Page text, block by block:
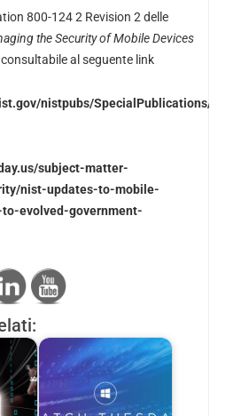
800-124 2 Revision 2 delle
the Security of Mobile Devices
al seguente link
nistpubs/SpecialPublications/
subject-matter-
nist-updates-to-mobile-
evolved-government-